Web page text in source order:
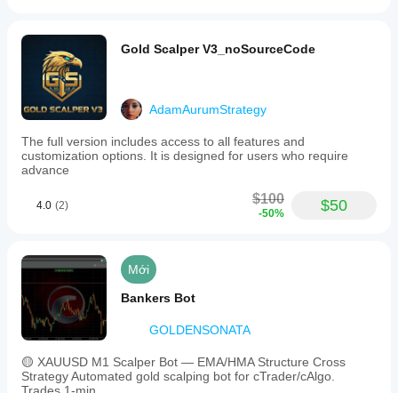
Gold Scalper V3_noSourceCode
AdamAurumStrategy
The full version includes access to all features and
customization options. It is designed for users who require
advance
4.0 (2) $100
-50% $50
Mới
Bankers Bot
GOLDENSONATA
🟡 XAUUSD M1 Scalper Bot — EMA/HMA Structure Cross
Strategy Automated gold scalping bot for cTrader/cAlgo.